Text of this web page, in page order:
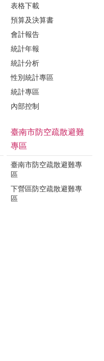
表格下載
預算及決算書
會計報告
統計年報
統計分析
性別統計專區
統計專區
內部控制
臺南市防空疏散避難
專區
臺南市防空疏散避難專
區
下營區防空疏散避難專
區